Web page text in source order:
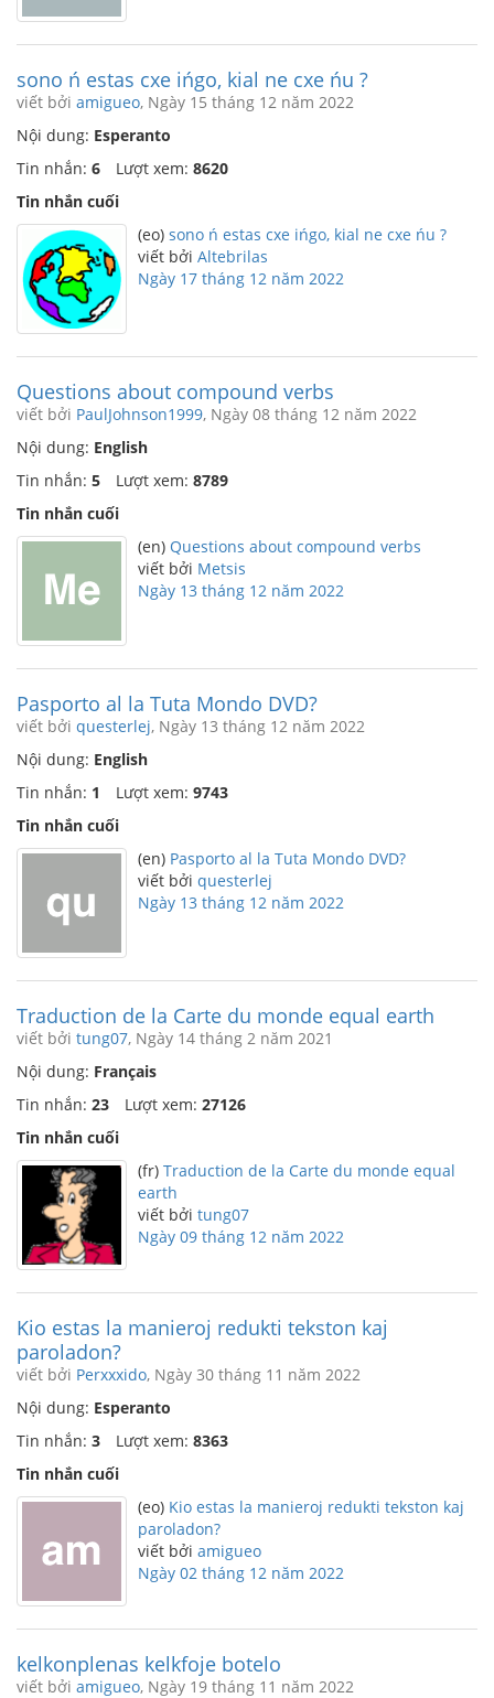
sono ń estas cxe ińgo, kial ne cxe ńu ?
viết bởi amigueo, Ngày 15 tháng 12 năm 2022
Nội dung: Esperanto
Tin nhắn: 6 Lượt xem: 8620
Tin nhắn cuối
(eo) sono ń estas cxe ińgo, kial ne cxe ńu ?
viết bởi Altebrilas
Ngày 17 tháng 12 năm 2022
Questions about compound verbs
viết bởi PaulJohnson1999, Ngày 08 tháng 12 năm 2022
Nội dung: English
Tin nhắn: 5 Lượt xem: 8789
Tin nhắn cuối
(en) Questions about compound verbs
viết bởi Metsis
Ngày 13 tháng 12 năm 2022
Pasporto al la Tuta Mondo DVD?
viết bởi questerlej, Ngày 13 tháng 12 năm 2022
Nội dung: English
Tin nhắn: 1 Lượt xem: 9743
Tin nhắn cuối
(en) Pasporto al la Tuta Mondo DVD?
viết bởi questerlej
Ngày 13 tháng 12 năm 2022
Traduction de la Carte du monde equal earth
viết bởi tung07, Ngày 14 tháng 2 năm 2021
Nội dung: Français
Tin nhắn: 23 Lượt xem: 27126
Tin nhắn cuối
(fr) Traduction de la Carte du monde equal
earth
viết bởi tung07
Ngày 09 tháng 12 năm 2022
Kio estas la manieroj redukti tekston kaj
paroladon?
viết bởi Perxxxido, Ngày 30 tháng 11 năm 2022
Nội dung: Esperanto
Tin nhắn: 3 Lượt xem: 8363
Tin nhắn cuối
(eo) Kio estas la manieroj redukti tekston kaj
paroladon?
viết bởi amigueo
Ngày 02 tháng 12 năm 2022
kelkonplenas kelkfoje botelo
viết bởi amigueo, Ngày 19 tháng 11 năm 2022